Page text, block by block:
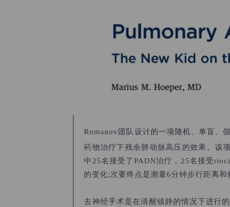
Romanov团队设计的一项随机、单盲、
药物治疗下残余肺动脉高压的效果。该
中25名接受了PADN治疗，25名接受
的变化;次要终点是测量6分钟步行距离
去神经手术是在清醒镇静的情况下进行